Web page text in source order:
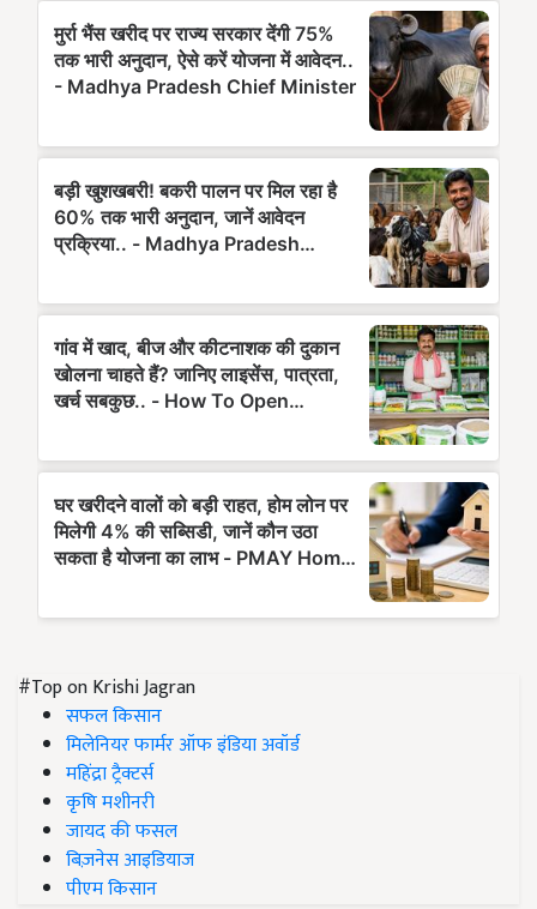
#Top on Krishi Jagran
सफल किसान
मिलेनियर फार्मर ऑफ इंडिया अवॉर्ड
महिंद्रा ट्रैक्टर्स
कृषि मशीनरी
जायद की फसल
बिज़नेस आइडियाज
पीएम किसान